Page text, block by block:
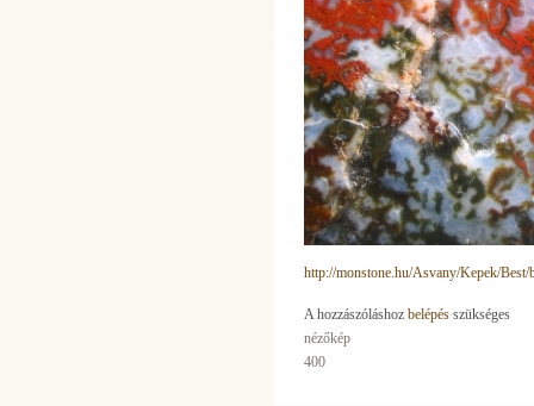
http://monstone.hu/Asvany/Kepek/Best/
A hozzászóláshoz belépés szükséges
nézőkép
400